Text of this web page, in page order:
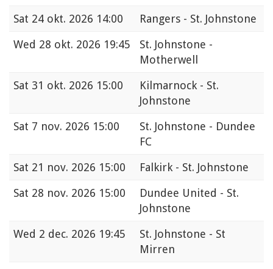
Sat 24 okt. 2026 14:00
Rangers - St. Johnstone
Wed 28 okt. 2026 19:45
St. Johnstone -
Motherwell
Sat 31 okt. 2026 15:00
Kilmarnock - St.
Johnstone
Sat 7 nov. 2026 15:00
St. Johnstone - Dundee
FC
Sat 21 nov. 2026 15:00
Falkirk - St. Johnstone
Sat 28 nov. 2026 15:00
Dundee United - St.
Johnstone
Wed 2 dec. 2026 19:45
St. Johnstone - St
Mirren